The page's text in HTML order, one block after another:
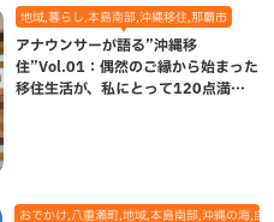
地域,暮らし,本島南部,沖縄移住,那覇市
アナウンサーが語る”沖縄移
住”Vol.01：偶然のご縁から始まった
移住生活が、私にとって120点満点
おでかけ,八重瀬町,地域,本島南部,沖縄の海,自